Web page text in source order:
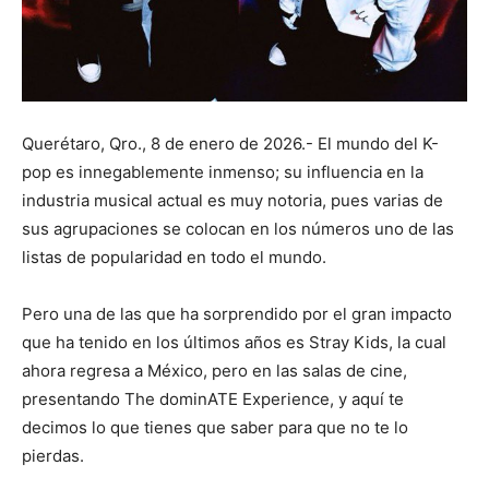
Querétaro, Qro., 8 de enero de 2026.- El mundo del K-
pop es innegablemente inmenso; su influencia en la
industria musical actual es muy notoria, pues varias de
sus agrupaciones se colocan en los números uno de las
listas de popularidad en todo el mundo.
Pero una de las que ha sorprendido por el gran impacto
que ha tenido en los últimos años es Stray Kids, la cual
ahora regresa a México, pero en las salas de cine,
presentando The dominATE Experience, y aquí te
decimos lo que tienes que saber para que no te lo
pierdas.